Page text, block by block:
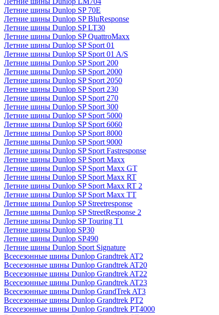
Летние шины Dunlop SP 70E
Летние шины Dunlop SP BluResponse
Летние шины Dunlop SP LT30
Летние шины Dunlop SP QuattroMaxx
Летние шины Dunlop SP Sport 01
Летние шины Dunlop SP Sport 01 A/S
Летние шины Dunlop SP Sport 200
Летние шины Dunlop SP Sport 2000
Летние шины Dunlop SP Sport 2050
Летние шины Dunlop SP Sport 230
Летние шины Dunlop SP Sport 270
Летние шины Dunlop SP Sport 300
Летние шины Dunlop SP Sport 5000
Летние шины Dunlop SP Sport 6060
Летние шины Dunlop SP Sport 8000
Летние шины Dunlop SP Sport 9000
Летние шины Dunlop SP Sport Fastresponse
Летние шины Dunlop SP Sport Maxx
Летние шины Dunlop SP Sport Maxx GT
Летние шины Dunlop SP Sport Maxx RT
Летние шины Dunlop SP Sport Maxx RT 2
Летние шины Dunlop SP Sport Maxx TT
Летние шины Dunlop SP Streetresponse
Летние шины Dunlop SP StreetResponse 2
Летние шины Dunlop SP Touring T1
Летние шины Dunlop SP30
Летние шины Dunlop SP490
Летние шины Dunlop Sport Signature
Всесезонные шины Dunlop Grandtrek AT2
Всесезонные шины Dunlop Grandtrek AT20
Всесезонные шины Dunlop Grandtrek AT22
Всесезонные шины Dunlop Grandtrek AT23
Всесезонные шины Dunlop GrandTrek AT3
Всесезонные шины Dunlop Grandtrek PT2
Всесезонные шины Dunlop Grandtrek PT4000